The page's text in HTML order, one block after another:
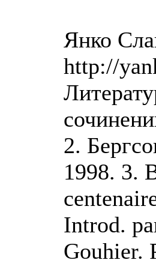
Янко
http://
2.
1998. 3.
Introd.
Gouhier.